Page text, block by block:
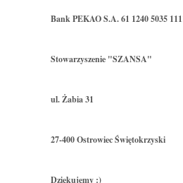
Bank PEKAO S.A. 61 1240 5035
Stowarzyszenie "SZANSA"
ul. Żabia 31
27-400 Ostrowiec Świętokrzyski
Dziękujemy :)